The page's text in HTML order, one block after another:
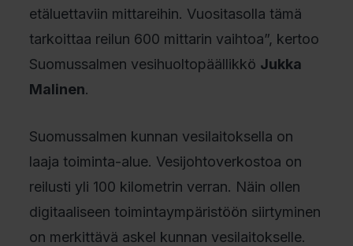
etäluettaviin mittareihin. Vuositasolla tämä
tarkoittaa reilun 600 mittarin vaihtoa”, kertoo
Suomussalmen vesihuoltopäällikkö Jukka
Malinen.
Suomussalmen kunnan vesilaitoksella on
laaja toiminta-alue. Vesijohtoverkostoa on
reilusti yli 100 kilometrin verran. Näin ollen
digitaaliseen toimintaympäristöön siirtyminen
on merkittävä askel kunnan vesilaitokselle.